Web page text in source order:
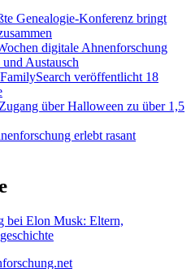
Genealogie-Konferenz bringt
digitale Ahnenforschung
Austausch
veröffentlicht 18
über Halloween zu über 1,5
erlebt rasant
bei Elon Musk: Eltern,